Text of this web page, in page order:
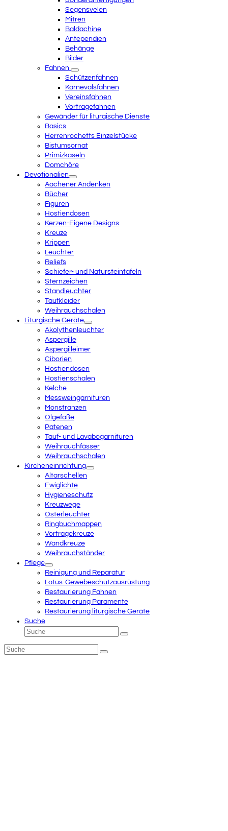
Segensvelen
Mitren
Baldachine
Antependien
Behänge
Bilder
Fahnen
Schützenfahnen
Karnevalsfahnen
Vereinsfahnen
Vortragefahnen
Gewänder für liturgische Dienste
Basics
Herrenrochetts Einzelstücke
Bistumsornat
Primizkaseln
Domchöre
Devotionalien
Aachener Andenken
Bücher
Figuren
Hostiendosen
Kerzen-Eigene Designs
Kreuze
Krippen
Leuchter
Reliefs
Schiefer- und Natursteintafeln
Sternzeichen
Standleuchter
Taufkleider
Weihrauchschalen
Liturgische Geräte
Akolythenleuchter
Aspergille
Aspergilleimer
Ciborien
Hostiendosen
Hostienschalen
Kelche
Messweingarnituren
Monstranzen
Ölgefäße
Patenen
Tauf- und Lavabogarnituren
Weihrauchfässer
Weihrauchschalen
Kircheneinrichtung
Altarschellen
Ewiglichte
Hygieneschutz
Kreuzwege
Osterleuchter
Ringbuchmappen
Vortragekreuze
Wandkreuze
Weihrauchständer
Pflege
Reinigung und Reparatur
Lotus-Gewebeschutzausrüstung
Restaurierung Fahnen
Restaurierung Paramente
Restaurierung liturgische Geräte
Suche
Suche
Senden
Suche
Senden